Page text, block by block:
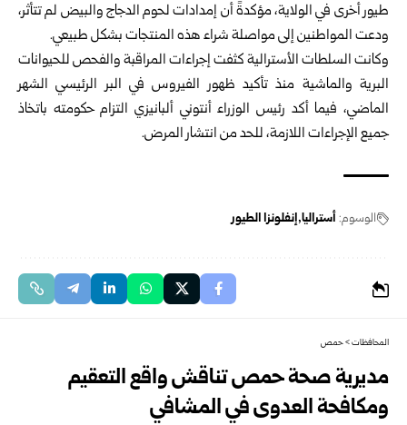
طيور أخرى في الولاية، مؤكدةً ‏أن إمدادات لحوم الدجاج والبيض لم تتأثر،
ودعت المواطنين إلى ‏مواصلة شراء هذه المنتجات بشكل طبيعي‎.‎
وكانت السلطات الأسترالية كثفت إجراءات المراقبة والفحص ‏للحيوانات
البرية والماشية منذ تأكيد ظهور الفيروس في البر ‏الرئيسي الشهر
الماضي، فيما أكد رئيس الوزراء أنتوني ألبانيزي ‏التزام حكومته باتخاذ
جميع الإجراءات اللازمة، للحد من انتشار ‏المرض‎.‎
الوسوم: أستراليا إنفلونزا الطيور
المحافظات>حمص
مديرية صحة حمص تناقش واقع التعقيم
ومكافحة العدوى في المشافي